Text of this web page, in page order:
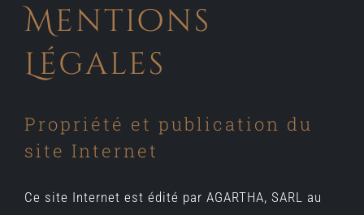
Mentions
Légales
Propriété et publication du
site Internet
Ce site Internet est édité par AGARTHA, SARL au